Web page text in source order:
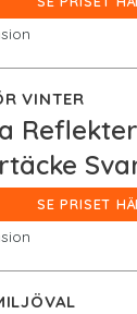
VINTER
SE PRISET